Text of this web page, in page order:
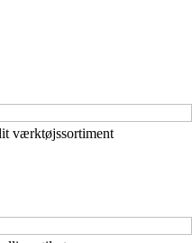
værktøjssortiment